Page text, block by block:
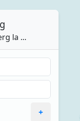
la ...
+